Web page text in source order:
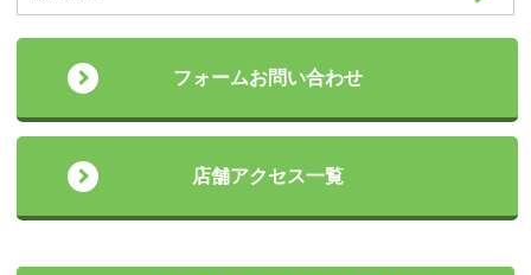
フォームお問い合わせ
店舗アクセス一覧